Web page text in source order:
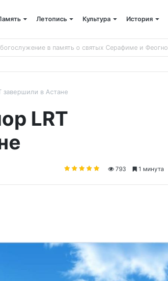
Летопись Культура История
ход
завершили в Астане
LRT
793 1 минута